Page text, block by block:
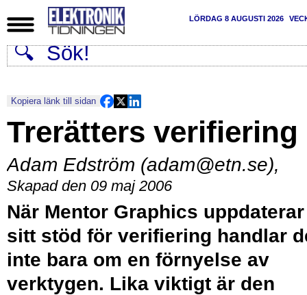
LÖRDAG 8 AUGUSTI 2026
Kopiera länk till sidan
Trerätters verifiering
Adam Edström (adam@etn.se),
Skapad den 09 maj 2006
När Mentor Graphics uppdaterar
sitt stöd för verifiering handlar
inte bara om en förnyelse av
verktygen. Lika viktigt är den